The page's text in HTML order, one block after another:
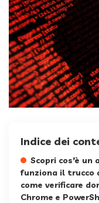
Indice dei
Scopri cos’è
funziona il trucco
come verificare
Chrome e